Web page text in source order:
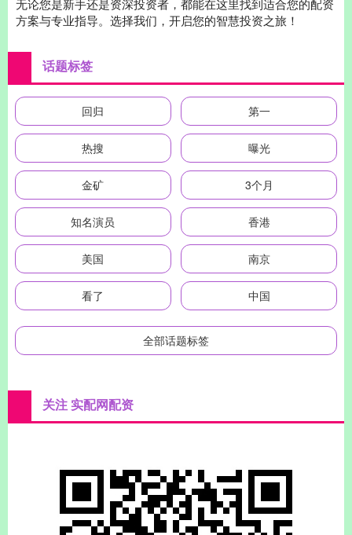
无论您是新手还是资深投资者，都能在这里找到适合您的配资
方案与专业指导。选择我们，开启您的智慧投资之旅！
话题标签
回归 第一
热搜 曝光
金矿 3个月
知名演员 香港
美国 南京
看了 中国
全部话题标签
关注 实配网配资